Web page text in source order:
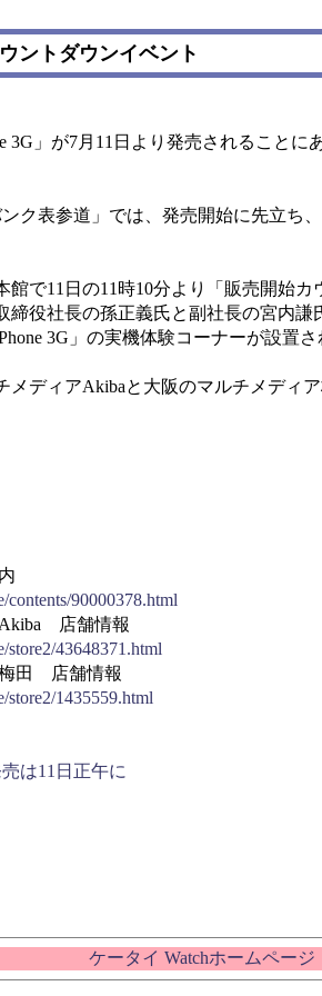
ントダウンイベント
」が7月11日より発売されることに
ク表参道」では、発売開始に先立ち
で11日の11時10分より「販売開始
締役社長の孫正義氏と副社長の宮内
3G」の実機体験コーナーが設置さ
ディアAkibaと大阪のマルチメディ
90000378.html
店舗情報
43648371.html
田 店舗情報
1435559.html
は11日正午に
ケータイ Watchホームページ